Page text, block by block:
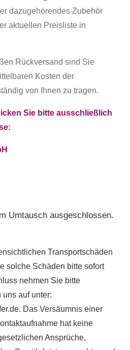
dazugehörendes Zubehör
aktuellen Preisliste in
Rückversand sind Sie
Kosten der
von Ihnen zu tragen.
Sie bitte ausschließlich
Umtausch ausgeschlossen.
Transportschäden
solche Schäden bitte sofort
nehmen Sie bitte
auf unter:
. Das Versäumnis einer
hat keine
Ansprüche,